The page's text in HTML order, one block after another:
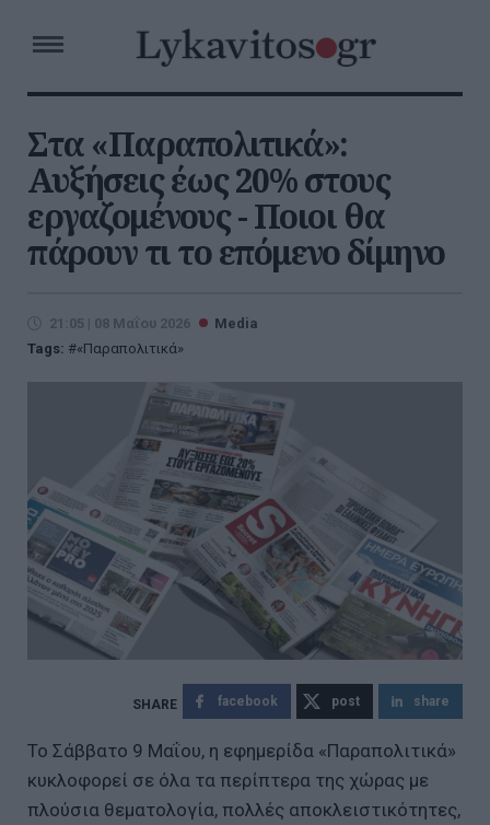
Στα «Παραπολιτικά»:
Αυξήσεις έως 20% στους
εργαζομένους - Ποιοι θα
πάρουν τι το επόμενο δίμηνο
21:05 | 08 Μαΐου 2026
Media
Tags:
«Παραπολιτικά»
facebook post share
Το Σάββατο 9 Μαΐου, η εφημερίδα «Παραπολιτικά»
κυκλοφορεί σε όλα τα περίπτερα της χώρας με
πλούσια θεματολογία, πολλές αποκλειστικότητες,